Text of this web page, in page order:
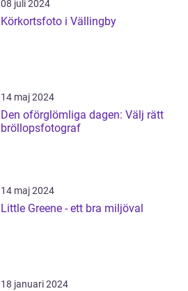
08 juli 2024
Körkortsfoto i Vällingby
14 maj 2024
Den oförglömliga dagen: Välj rätt
bröllopsfotograf
14 maj 2024
Little Greene - ett bra miljöval
18 januari 2024